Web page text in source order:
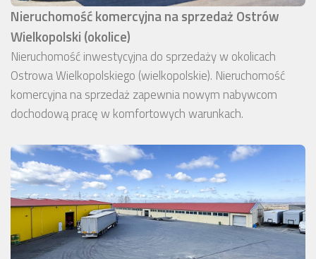
Nieruchomość komercyjna na sprzedaż Ostrów
Wielkopolski (okolice)
Nieruchomość inwestycyjna do sprzedaży w okolicach
Ostrowa Wielkopolskiego (wielkopolskie). Nieruchomość
komercyjna na sprzedaż zapewnia nowym nabywcom
dochodową pracę w komfortowych warunkach.